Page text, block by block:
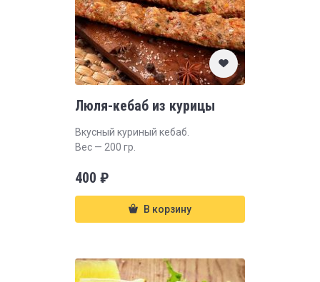
Люля-кебаб из курицы
Вкусный куриный кебаб.
Вес — 200 гр.
400 ₽
В корзину